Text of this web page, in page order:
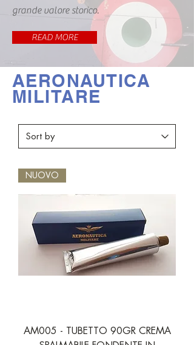
grande valore storico.
READ MORE
AERONAUTICA
MILITARE
NUOVO
AM005 - TUBETTO 90GR CREMA